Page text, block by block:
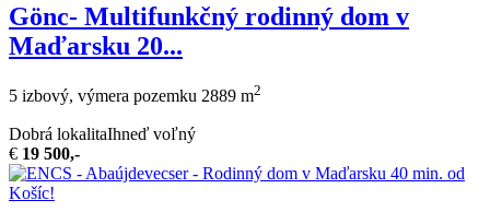
Gönc- Multifunkčný rodinný dom v
Maďarsku 20...
5 izbový, výmera pozemku 2889 m2
Dobrá lokalitaIhneď voľný
€ 19 500,-